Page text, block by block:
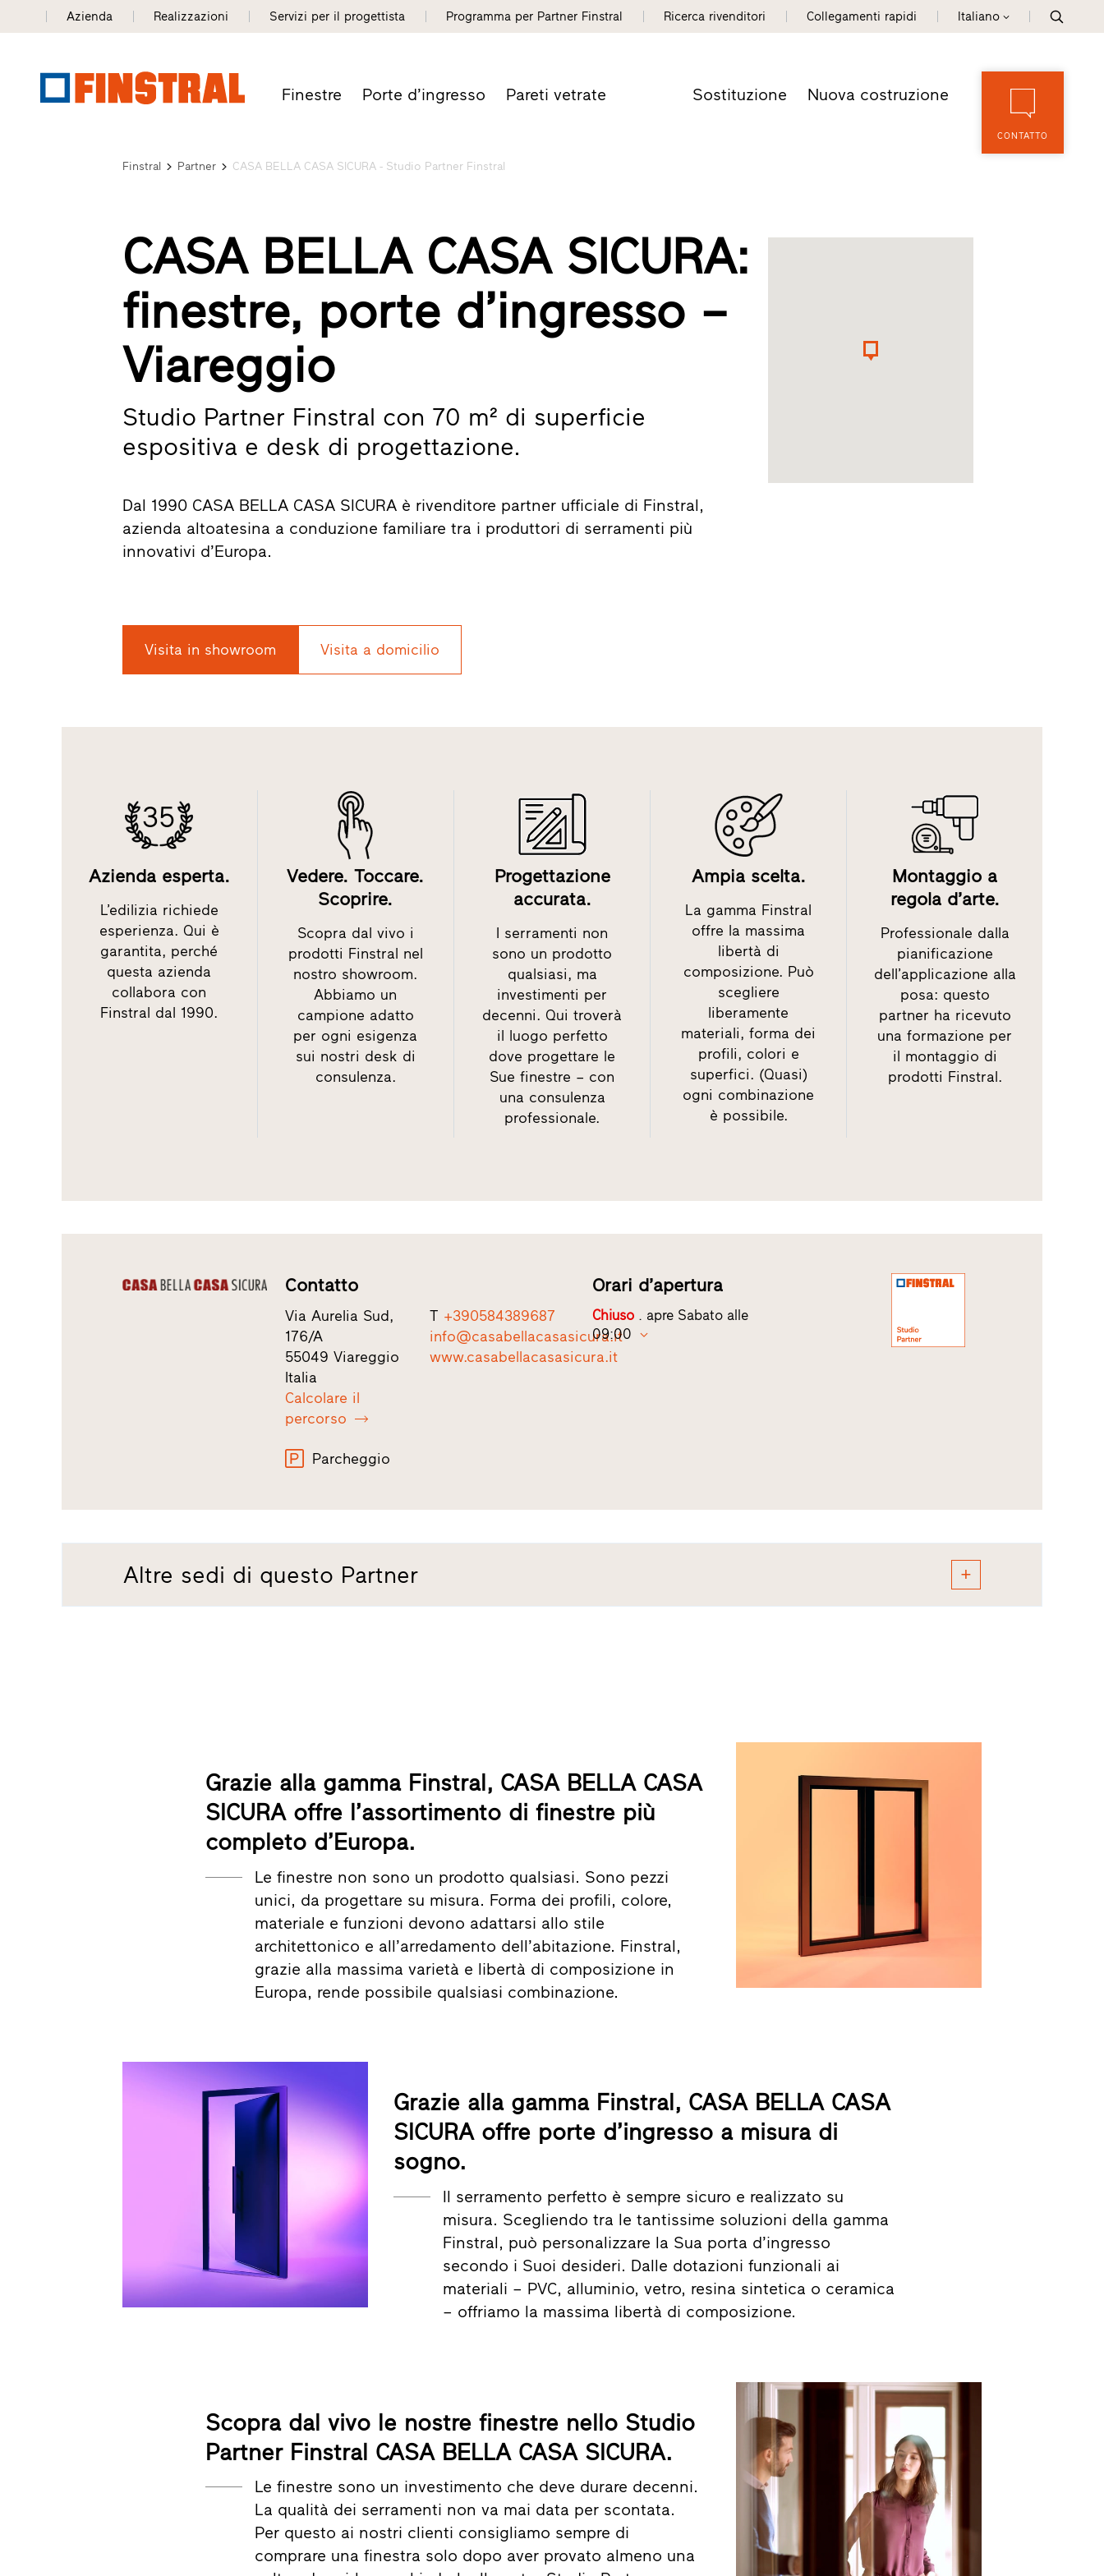
Azienda Realizzazioni Servizi per il progettista Programma per Partner Finstral Ricerca rivenditori Collegamenti rapidi Italiano
Finestre Porte d’ingresso Pareti vetrate Sostituzione Nuova costruzione
CONTATTO
Finstral Partner CASA BELLA CASA SICURA - Studio Partner Finstral
CASA BELLA CASA SICURA:
finestre, porte d’ingresso –
Viareggio
Studio Partner Finstral con 70 m² di superficie
espositiva e desk di progettazione.
Dal 1990 CASA BELLA CASA SICURA è rivenditore partner ufficiale di Finstral,
azienda altoatesina a conduzione familiare tra i produttori di serramenti più
innovativi d’Europa.
Visita in showroom Visita a domicilio
35
Azienda esperta.
L’edilizia richiede
esperienza. Qui è
garantita, perché
questa azienda
collabora con
Finstral dal 1990.
Vedere. Toccare.
Scoprire.
Scopra dal vivo i
prodotti Finstral nel
nostro showroom.
Abbiamo un
campione adatto
per ogni esigenza
sui nostri desk di
consulenza.
Progettazione
accurata.
I serramenti non
sono un prodotto
qualsiasi, ma
investimenti per
decenni. Qui troverà
il luogo perfetto
dove progettare le
Sue finestre – con
una consulenza
professionale.
Ampia scelta.
La gamma Finstral
offre la massima
libertà di
composizione. Può
scegliere
liberamente
materiali, forma dei
profili, colori e
superfici. (Quasi)
ogni combinazione
è possibile.
Montaggio a
regola d’arte.
Professionale dalla
pianificazione
dell’applicazione alla
posa: questo
partner ha ricevuto
una formazione per
il montaggio di
prodotti Finstral.
Contatto
Via Aurelia Sud,
176/A
55049 Viareggio
Italia
Calcolare il
percorso
T +390584389687
info@casabellacasasicura.it
www.casabellacasasicura.it
Parcheggio
Orari d’apertura
Chiuso. apre Sabato alle
09:00
Altre sedi di questo Partner
Grazie alla gamma Finstral, CASA BELLA CASA
SICURA offre l’assortimento di finestre più
completo d’Europa.
Le finestre non sono un prodotto qualsiasi. Sono pezzi
unici, da progettare su misura. Forma dei profili, colore,
materiale e funzioni devono adattarsi allo stile
architettonico e all’arredamento dell’abitazione. Finstral,
grazie alla massima varietà e libertà di composizione in
Europa, rende possibile qualsiasi combinazione.
Grazie alla gamma Finstral, CASA BELLA CASA
SICURA offre porte d’ingresso a misura di
sogno.
Il serramento perfetto è sempre sicuro e realizzato su
misura. Scegliendo tra le tantissime soluzioni della gamma
Finstral, può personalizzare la Sua porta d’ingresso
secondo i Suoi desideri. Dalle dotazioni funzionali ai
materiali – PVC, alluminio, vetro, resina sintetica o ceramica
– offriamo la massima libertà di composizione.
Scopra dal vivo le nostre finestre nello Studio
Partner Finstral CASA BELLA CASA SICURA.
Le finestre sono un investimento che deve durare decenni.
La qualità dei serramenti non va mai data per scontata.
Per questo ai nostri clienti consigliamo sempre di
comprare una finestra solo dopo aver provato almeno una